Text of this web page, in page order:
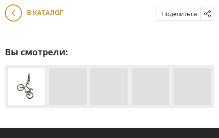
В КАТАЛОГ Поделиться
Вы смотрели: